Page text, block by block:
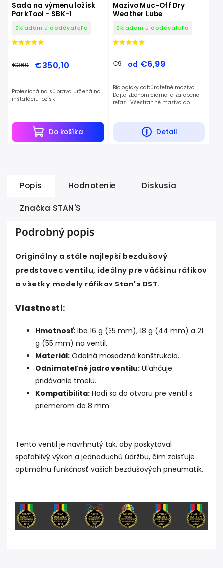
Sada na výmenu ložísk
ParkTool - SBK-1
Skladom u dodávateľa
€360 €350,10
Do košíka
Profesionálna súprava určená na
inštaláciu ložísk
Mazivo Muc-Off Dry
Weather Lube
Skladom u dodávateľa
€9 od €6,99
Detail
Biologicky odbúrateľné mazivo
Dajte zbohom čiernej a zalepenej
reťazi. Všestranné mazivo do
jadra...
Popis Hodnotenie Diskusia
Značka STAN'S
Podrobný popis
Originálny a stále najlepší bezdušový
predstavec ventilu, ideálny pre väčšinu ráfikov
a všetky modely ráfikov Stan's BST.
Vlastnosti:
Hmotnosť: Iba 16 g (35 mm), 18 g (44 mm) a 21
g (55 mm) na ventil.
Materiál: Odolná mosadzná konštrukcia.
Odnímateľné jadro ventilu: Uľahčuje
pridávanie tmelu.
Kompatibilita: Hodí sa do otvoru pre ventil s
priemerom do 8 mm.
Tento ventil je navrhnutý tak, aby poskytoval
spoľahlivý výkon a jednoduchú údržbu, čím zaisťuje
optimálnu funkčnosť vašich bezdušových pneumatík.